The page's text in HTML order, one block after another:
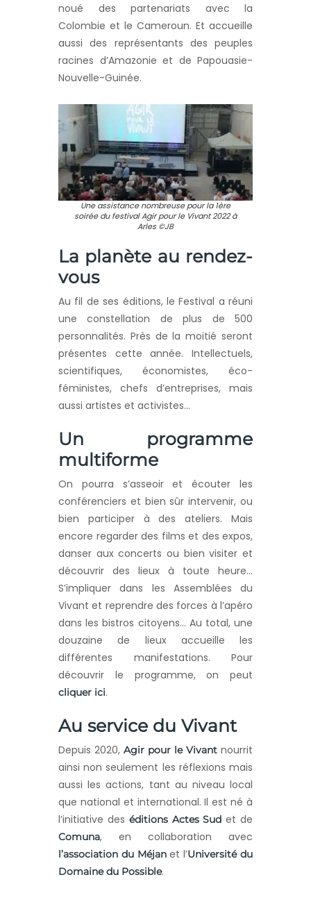
noué des partenariats avec la
Colombie et le Cameroun. Et accueille
aussi des représentants des peuples
racines d’Amazonie et de Papouasie-
Nouvelle-Guinée.
Une assistance nombreuse pour la 1ère
soirée du festival Agir pour le Vivant 2022 à
Arles ©JB
La planète au rendez-
vous
Au fil de ses éditions, le Festival a réuni
une constellation de plus de 500
personnalités. Près de la moitié seront
présentes cette année. Intellectuels,
scientifiques, économistes, éco-
féministes, chefs d’entreprises, mais
aussi artistes et activistes…
Un programme
multiforme
On pourra s’asseoir et écouter les
conférenciers et bien sûr intervenir, ou
bien participer à des ateliers. Mais
encore regarder des films et des expos,
danser aux concerts ou bien visiter et
découvrir des lieux à toute heure…
S’impliquer dans les Assemblées du
Vivant et reprendre des forces à l’apéro
dans les bistros citoyens… Au total, une
douzaine de lieux accueille les
différentes manifestations. Pour
découvrir le programme, on peut
cliquer ici.
Au service du Vivant
Depuis 2020, Agir pour le Vivant nourrit
ainsi non seulement les réflexions mais
aussi les actions, tant au niveau local
que national et international. Il est né à
l’initiative des éditions Actes Sud et de
Comuna, en collaboration avec
l’association du Méjanet l’Université du
Domaine du Possible.